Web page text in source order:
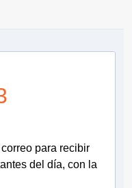
para recibir
del día, con la